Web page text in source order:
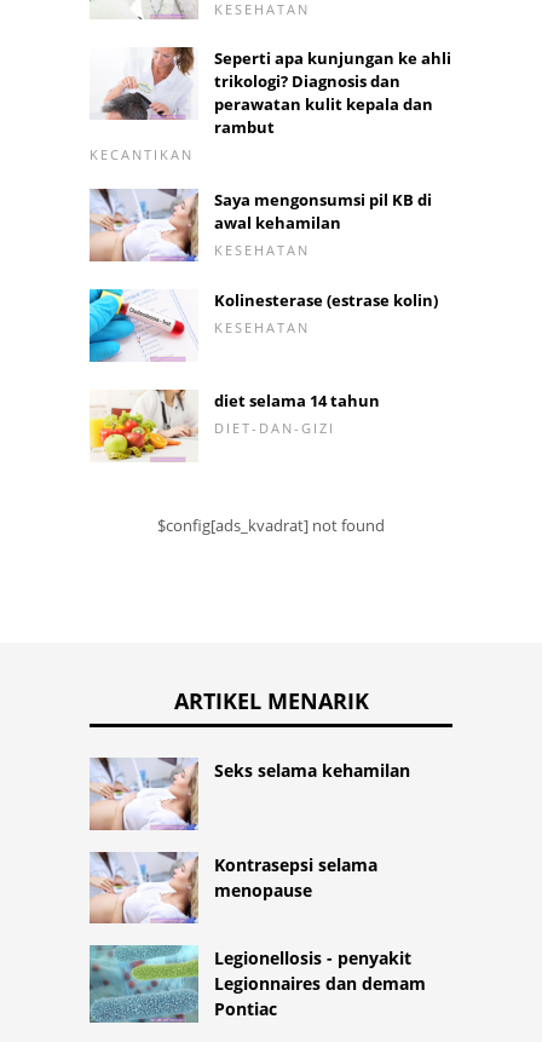
KESEHATAN
Seperti apa kunjungan ke ahli
trikologi? Diagnosis dan
perawatan kulit kepala dan
rambut
KECANTIKAN
Saya mengonsumsi pil KB di
awal kehamilan
KESEHATAN
Kolinesterase (estrase kolin)
KESEHATAN
diet selama 14 tahun
DIET-DAN-GIZI
$config[ads_kvadrat] not found
ARTIKEL MENARIK
Seks selama kehamilan
Kontrasepsi selama
menopause
Legionellosis - penyakit
Legionnaires dan demam
Pontiac